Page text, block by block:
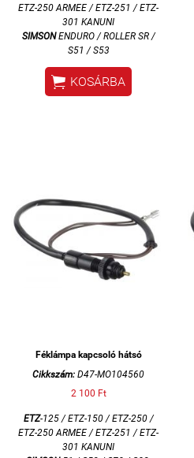
ETZ-250 ARMEE / ETZ-251 / ETZ-
301 KANUNI
SIMSONENDURO / ROLLER SR /
S51 / S53
 KOSÁRBA
Féklámpa kapcsoló hátsó
Cikkszám: D47-MO104560
2 100 Ft
ETZ-125 / ETZ-150 / ETZ-250 /
ETZ-250 ARMEE / ETZ-251 / ETZ-
301 KANUNI